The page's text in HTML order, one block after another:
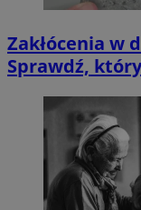
Zakłócenia w
Sprawdź,